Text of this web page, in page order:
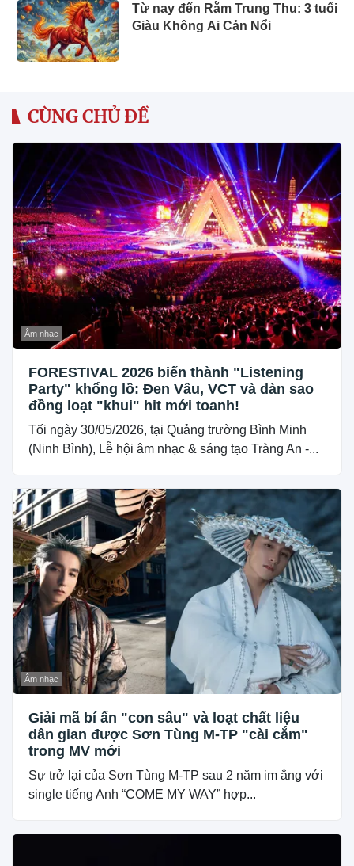
Từ nay đến Rằm Trung Thu: 3 tuổi
Giàu Không Ai Cản Nổi
CÙNG CHỦ ĐỀ
Âm nhạc
FORESTIVAL 2026 biến thành "Listening
Party" khổng lồ: Đen Vâu, VCT và dàn sao
đồng loạt "khui" hit mới toanh!
Tối ngày 30/05/2026, tại Quảng trường Bình Minh
(Ninh Bình), Lễ hội âm nhạc & sáng tạo Tràng An -...
Âm nhạc
Giải mã bí ẩn "con sâu" và loạt chất liệu
dân gian được Sơn Tùng M-TP "cài cắm"
trong MV mới
Sự trở lại của Sơn Tùng M-TP sau 2 năm im ắng với
single tiếng Anh “COME MY WAY” hợp...